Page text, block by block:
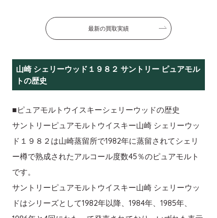
最新の買取実績
山崎 シェリーウッド１９８２ サントリー ピュアモル
トの歴史
■ピュアモルトウイスキーシェリーウッドの歴史
サントリーピュアモルトウイスキー山崎 シェリーウッ
ド１９８２は山崎蒸留所で1982年に蒸留されてシェリ
ー樽で熟成されたアルコール度数45％のピュアモルト
です。
サントリーピュアモルトウイスキー山崎 シェリーウッ
ドはシリーズとして1982年以降、1984年、1985年、